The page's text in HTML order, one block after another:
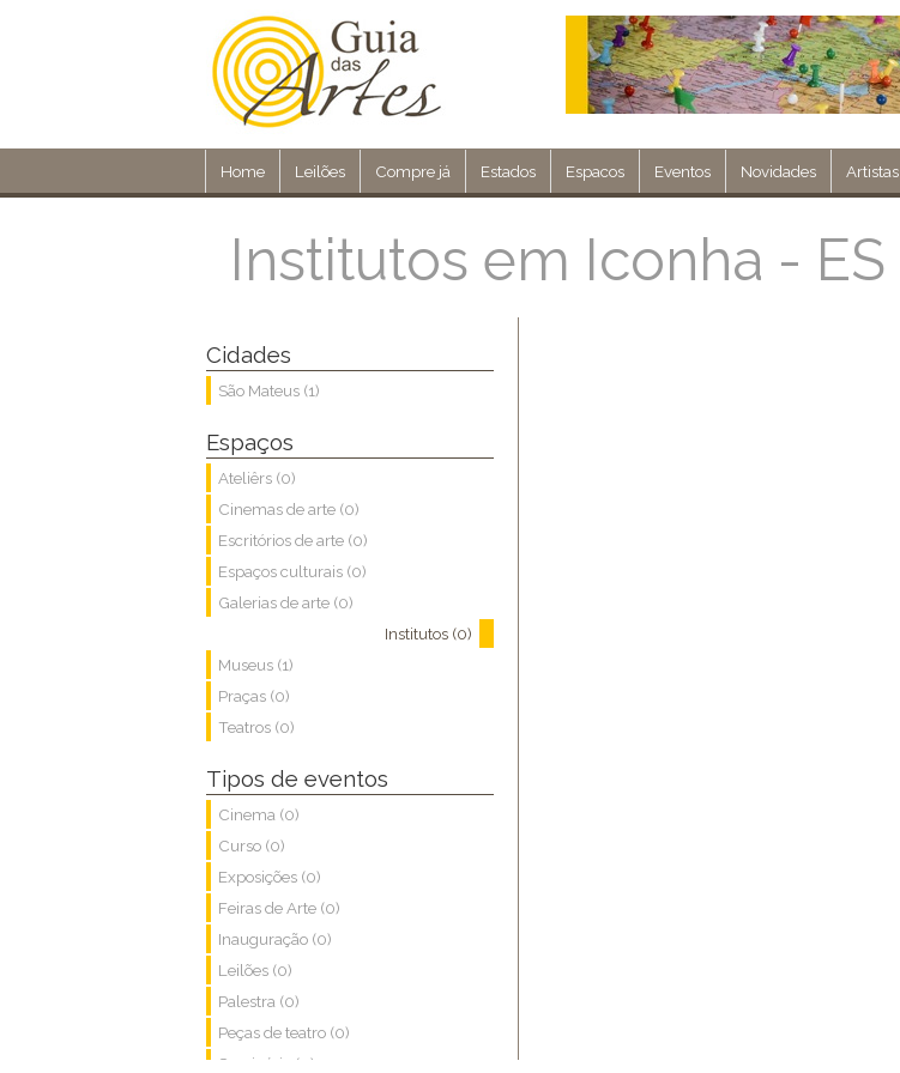
Home Leilões Compre já Estados Espacos Eventos Novidades Artistas
Institutos em Iconha - ES
Cidades
São Mateus (1)
Espaços
Ateliêrs (0)
Cinemas de arte (0)
Escritórios de arte (0)
Espaços culturais (0)
Galerias de arte (0)
Institutos (0)
Museus (1)
Praças (0)
Teatros (0)
Tipos de eventos
Cinema (0)
Curso (0)
Exposições (0)
Feiras de Arte (0)
Inauguração (0)
Leilões (0)
Palestra (0)
Peças de teatro (0)
Seminário (0)